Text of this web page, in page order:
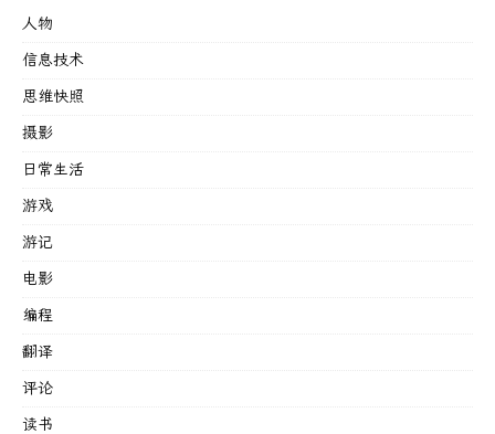
人物
信息技术
思维快照
摄影
日常生活
游戏
游记
电影
编程
翻译
评论
读书